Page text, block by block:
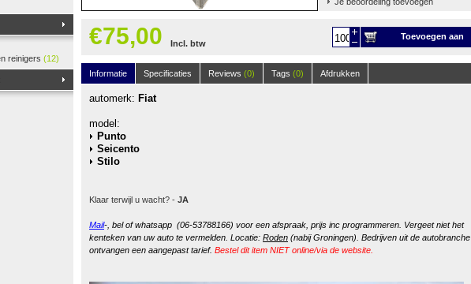
reinigers (12)
€75,00 Incl. btw
Toevoegen aan
Informatie
Specificaties Reviews (0) Tags (0) Afdrukken
automerk: Fiat
model:
Punto
Seicento
Stilo
Klaar terwijl u wacht? - JA
Mail-, bel of whatsapp (06-53788166) voor een afspraak, prijs inc programmeren. Vergeet niet het
kenteken van uw auto te vermelden. Locatie: Roden (nabij Groningen). Bedrijven uit de autobranche
ontvangen een aangepast tarief. Bestel dit item NIET online/via de website.